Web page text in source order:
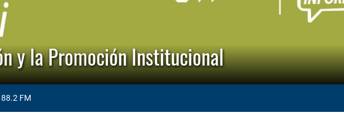
y la Promoción Institucional
FM